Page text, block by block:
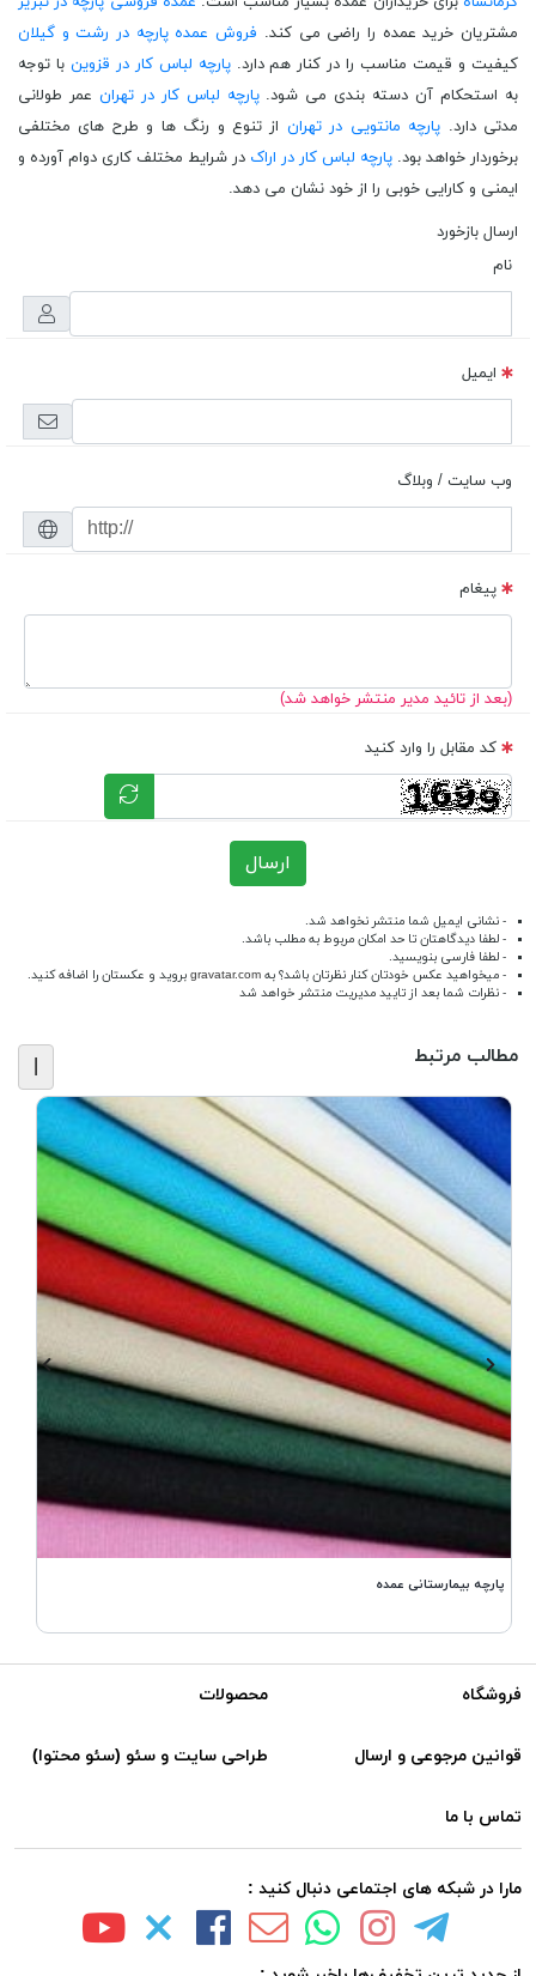
مشتریان خرید عمده را راضی می کند. فروش عمده پارچه در رشت و گیلان
کیفیت و قیمت مناسب را در کنار هم دارد.پارچه لباس کار در قزوین با توجه
به استحکام آن دسته بندی می شود.پارچه لباس کار در تهران عمر طولانی
مدتی دارد. پارچه مانتویی در تهران از تنوع و رنگ ها و طرح های مختلفی
برخوردار خواهد بود. پارچه لباس کار در اراک در شرایط مختلف کاری دوام آورده و
ایمنی و کارایی خوبی را از خود نشان می دهد.
ارسال بازخورد
نام
ایمیل
وب سایت / وبلاگ
پیغام
(بعد از تائید مدیر منتشر خواهد شد)
کد مقابل را وارد کنید
ارسال
- نشانی ایمیل شما منتشر نخواهد شد.
- لطفا دیدگاهتان تا حد امکان مربوط به مطلب باشد.
- لطفا فارسی بنویسید.
- میخواهید عکس خودتان کنار نظرتان باشد؟ به gravatar.com بروید و عکستان را اضافه کنید.
- نظرات شما بعد از تایید مدیریت منتشر خواهد شد
مطالب مرتبط
پارچه بیمارستانی عمده
فروشگاه محصولات
قوانین مرجوعی و ارسال طراحی سایت و سئو (سئو محتوا)
تماس با ما
مارا در شبکه های اجتماعی دنبال کنید :